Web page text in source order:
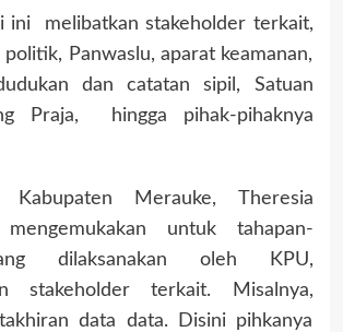
ini melibatkan stakeholder terkait,
Panwaslu, aparat keamanan,
dan catatan sipil, Satuan
Praja, hingga pihak-pihaknya
Kabupaten Merauke, Theresia
mengemukakan untuk tahapan-
dilaksanakan oleh KPU,
stakeholder terkait. Misalnya,
data data. Disini pihkanya